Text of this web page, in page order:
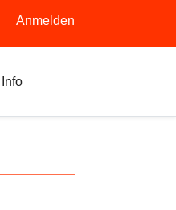
Anmelden
Info